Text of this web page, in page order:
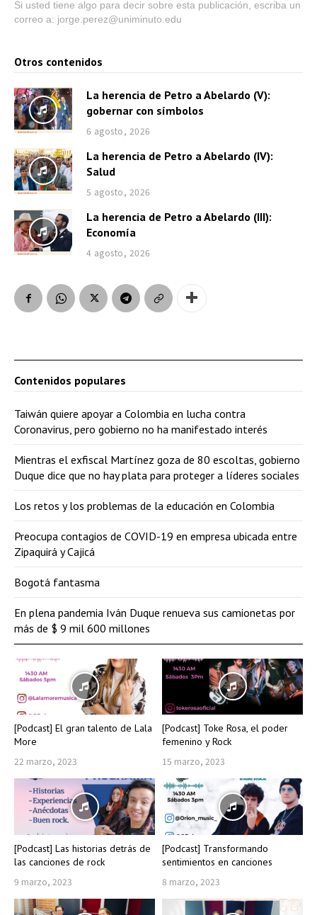
Si usted tiene algo para decir sobre esta publicación, escriba un
correo a: jorge.perez@uniminuto.edu
Otros contenidos
La herencia de Petro a Abelardo (V):
gobernar con símbolos
6 agosto, 2026
La herencia de Petro a Abelardo (IV):
Salud
5 agosto, 2026
La herencia de Petro a Abelardo (III):
Economía
4 agosto, 2026
[Podcast] El gran talento de Lala
More
22 marzo, 2023
[Podcast] Toke Rosa, el poder
femenino y Rock
15 marzo, 2023
[Podcast] Las historias detrás de
las canciones de rock
9 marzo, 2023
[Podcast] Transformando
sentimientos en canciones
8 marzo, 2023
Contenidos populares
Taiwán quiere apoyar a Colombia en lucha contra
Coronavirus, pero gobierno no ha manifestado interés
Mientras el exfiscal Martínez goza de 80 escoltas, gobierno
Duque dice que no hay plata para proteger a líderes sociales
Los retos y los problemas de la educación en Colombia
Preocupa contagios de COVID-19 en empresa ubicada entre
Zipaquirá y Cajicá
Bogotá fantasma
En plena pandemia Iván Duque renueva sus camionetas por
más de $ 9 mil 600 millones